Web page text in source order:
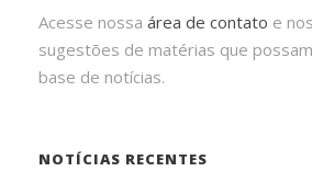
Acesse nossa área de contato e
sugestões de matérias que
base de notícias.
NOTÍCIAS RECENTES